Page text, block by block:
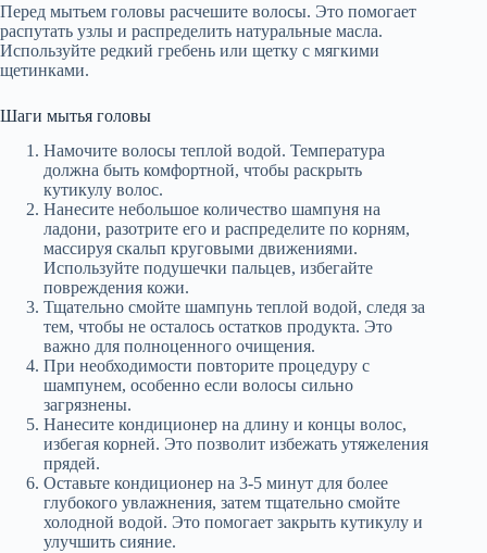
Перед мытьем головы расчешите волосы. Это помогает
распутать узлы и распределить натуральные масла.
Используйте редкий гребень или щетку с мягкими
щетинками.
Шаги мытья головы
Намочите волосы теплой водой. Температура
должна быть комфортной, чтобы раскрыть
кутикулу волос.
Нанесите небольшое количество шампуня на
ладони, разотрите его и распределите по корням,
массируя скальп круговыми движениями.
Используйте подушечки пальцев, избегайте
повреждения кожи.
Тщательно смойте шампунь теплой водой, следя за
тем, чтобы не осталось остатков продукта. Это
важно для полноценного очищения.
При необходимости повторите процедуру с
шампунем, особенно если волосы сильно
загрязнены.
Нанесите кондиционер на длину и концы волос,
избегая корней. Это позволит избежать утяжеления
прядей.
Оставьте кондиционер на 3-5 минут для более
глубокого увлажнения, затем тщательно смойте
холодной водой. Это помогает закрыть кутикулу и
улучшить сияние.